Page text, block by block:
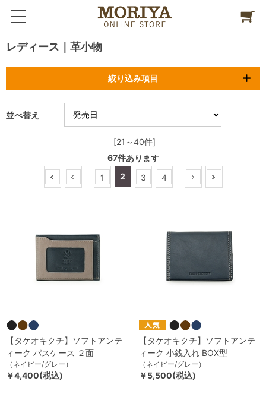
レディース｜革小物
絞り込み項目
並べ替え
[21～40件]
67件あります
1
2 3 4
【タケオキクチ】ソフトアンテ
ィーク パスケース ２面
（ネイビー/グレー）
￥4,400(税込)
【タケオキクチ】ソフトアンテ
ィーク 小銭入れ BOX型
（ネイビー/グレー）
￥5,500(税込)